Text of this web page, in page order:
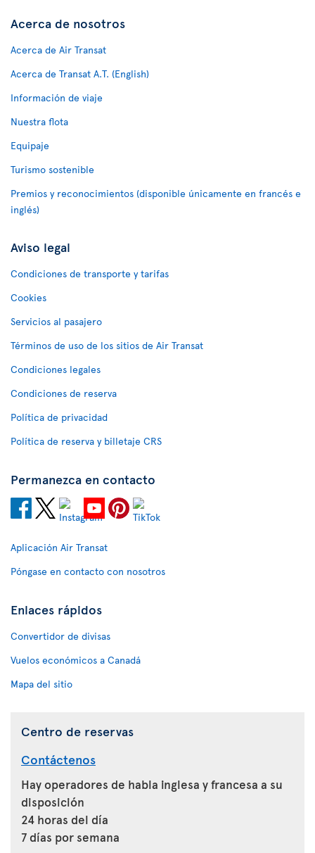
Acerca de nosotros
Acerca de Air Transat
Acerca de Transat A.T. (English)
Información de viaje
Nuestra flota
Equipaje
Turismo sostenible
Premios y reconocimientos (disponible únicamente en francés e
inglés)
Aviso legal
Condiciones de transporte y tarifas
Cookies
Servicios al pasajero
Términos de uso de los sitios de Air Transat
Condiciones legales
Condiciones de reserva
Política de privacidad
Política de reserva y billetaje CRS
Permanezca en contacto
Aplicación Air Transat
Póngase en contacto con nosotros
Enlaces rápidos
Convertidor de divisas
Vuelos económicos a Canadá
Mapa del sitio
Centro de reservas
Contáctenos
Hay operadores de habla inglesa y francesa a su
disposición
24 horas del día
7 días por semana